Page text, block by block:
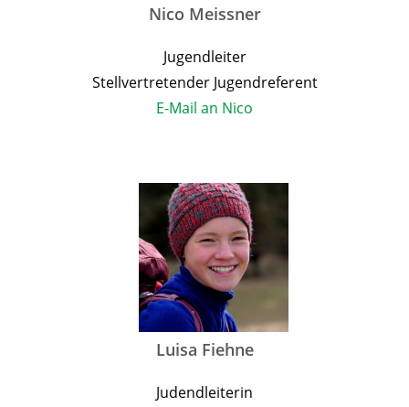
Nico Meissner
Jugendleiter
Stellvertretender Jugendreferent
E-Mail an Nico
Luisa Fiehne
Judendleiterin